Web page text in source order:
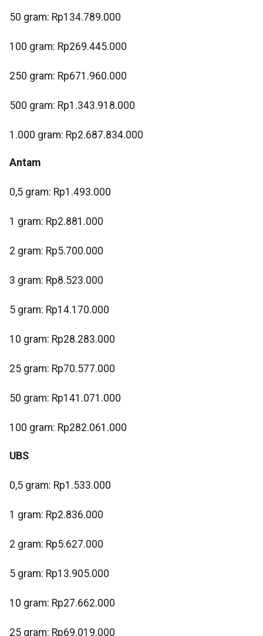
‎50 gram: Rp134.789.000
‎100 gram: Rp269.445.000
‎250 gram: Rp671.960.000
‎500 gram: Rp1.343.918.000
‎1.000 gram: Rp2.687.834.000
Antam
0,5 gram: Rp1.493.000
‎1 gram: Rp2.881.000
‎2 gram: Rp5.700.000
3 gram: Rp8.523.000
‎5 gram: Rp14.170.000
10 gram: Rp28.283.000
‎25 gram: Rp70.577.000
‎50 gram: Rp141.071.000
‎100 gram: Rp282.061.000
UBS
0,5 gram: Rp1.533.000
‎1 gram: Rp2.836.000
‎2 gram: Rp5.627.000
‎5 gram: Rp13.905.000
10 gram: Rp27.662.000
‎25 gram: Rp69.019.000